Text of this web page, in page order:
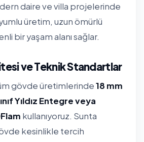
daire ve villa projelerinde
üretim, uzun ömürlü
bir yaşam alanı sağlar.
ve Teknik Standartlar
gövde üretimlerinde18 mm
Yıldız Entegre veya
kullanıyoruz. Sunta
kesinlikle tercih